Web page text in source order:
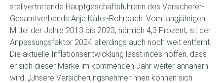
stellvertretende Hauptgeschäftsführerin des Versicherer-
Gesamtverbands Anja Käfer-Rohrbach. Vom langjährigen
Mittel der Jahre 2013 bis 2023, nämlich 4,3 Prozent, ist der
Anpassungsfaktor 2024 allerdings auch noch weit entfernt.
Die aktuelle Inflationsentwicklung lässt indes hoffen, dass
er sich dieser Marke im kommenden Jahr weiter annähern
wird. „Unsere VersicherungsnehmerInnen können sich